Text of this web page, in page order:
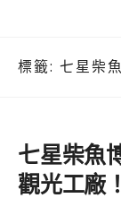
標籤: 七星柴
七星柴魚
觀光工廠